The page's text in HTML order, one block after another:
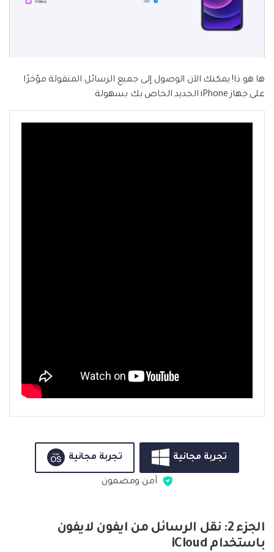
ها هو ذا! يمكنك الآن الوصول إلى جميع الرسائل المنقولة مؤخرًا
على جهاز iPhone الجديد الخاص بك بسهولة.
تجربة مجانية تجربة مجانية
آمن ومضمون
الجزء 2: نقل الرسائل من ايفون لايفون
باستخدام iCloud